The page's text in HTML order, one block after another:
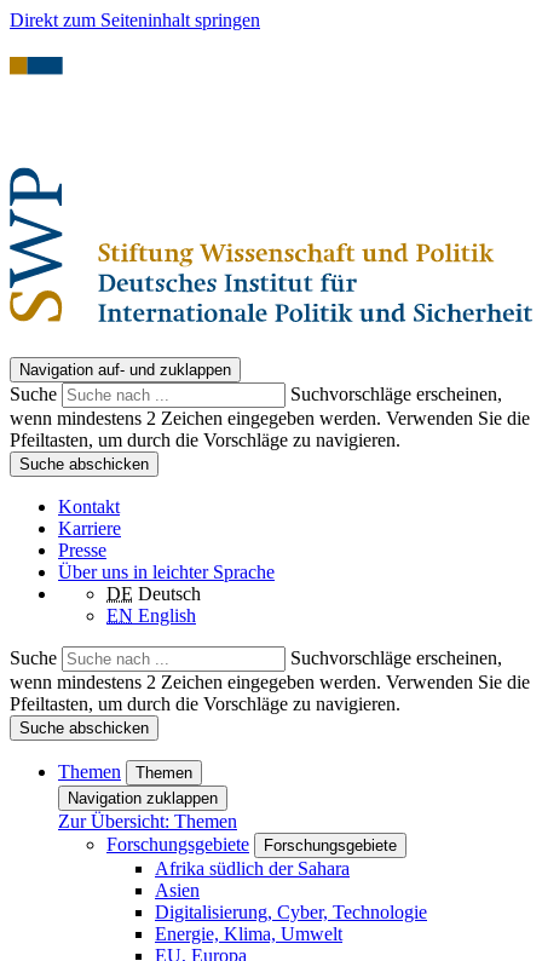
Direkt zum Seiteninhalt springen
Navigation auf- und zuklappen
Suche
Suchvorschläge erscheinen,
wenn mindestens 2 Zeichen eingegeben werden. Verwenden Sie die
Pfeiltasten, um durch die Vorschläge zu navigieren.
Suche abschicken
Kontakt
Karriere
Presse
Über uns in leichter Sprache
DE Deutsch
EN English
Suche
Suchvorschläge erscheinen,
wenn mindestens 2 Zeichen eingegeben werden. Verwenden Sie die
Pfeiltasten, um durch die Vorschläge zu navigieren.
Suche abschicken
Themen
Themen
Navigation zuklappen
Zur Übersicht: Themen
Forschungsgebiete
Forschungsgebiete
Afrika südlich der Sahara
Asien
Digitalisierung, Cyber, Technologie
Energie, Klima, Umwelt
EU, Europa